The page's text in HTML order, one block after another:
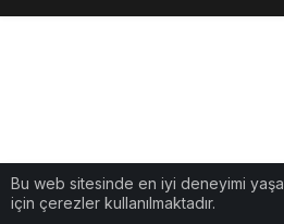
Bu web sitesinde en iyi deneyimi
için çerezler kullanılmaktadır.